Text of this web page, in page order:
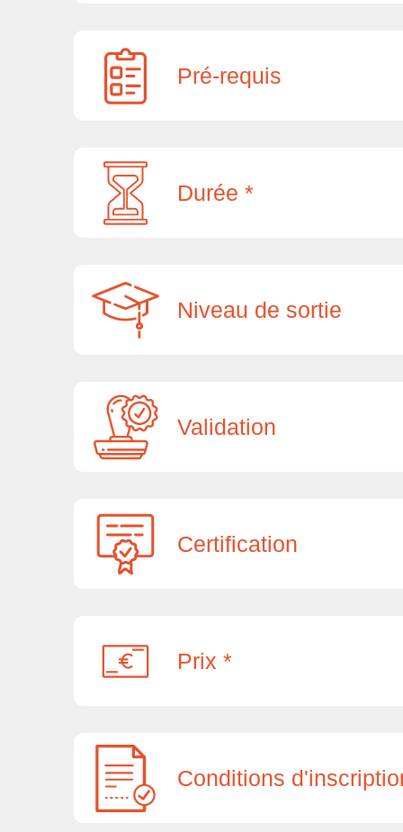
Pré-requis
Durée *
Niveau de sortie
Validation
Certification
Prix *
Conditions